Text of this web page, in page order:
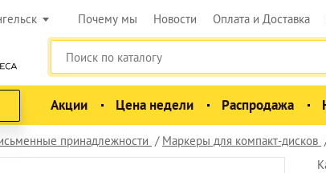
Почему мы Новости Оплата и Доставка
Акции Цена недели Распродажа
принадлежности Маркеры для компакт-дисков